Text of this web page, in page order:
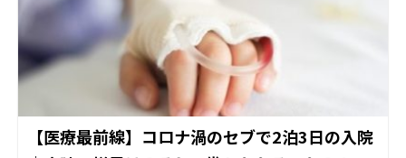
【医療最前線】コロナ渦のセブで2泊3日の入院